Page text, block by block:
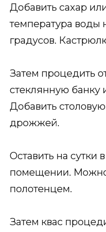
Добавить сахар
температура воды
градусов.
Затем процедить
стеклянную банку
Добавить
дрожжей.
Оставить на сутки
помещении.
полотенцем.
Затем квас